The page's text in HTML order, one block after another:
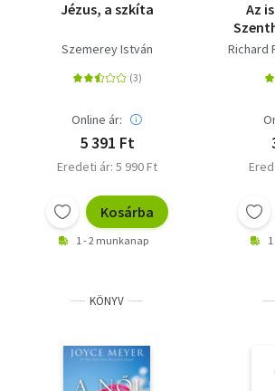
Jézus, a szkíta
Szemerey István
Online ár:
5 391 Ft
Eredeti ár: 5 990 Ft
Kosárba
1 - 2 munkanap
Az
Richard
KÖNYV